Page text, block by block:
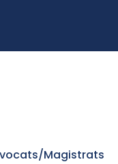
Magistrats